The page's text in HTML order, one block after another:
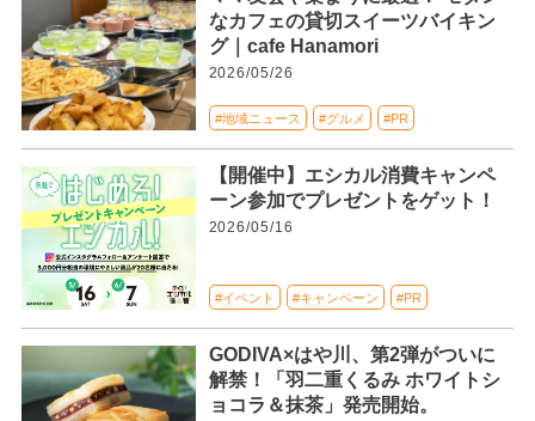
なカフェの貸切スイーツバイキン
グ｜cafe Hanamori
2026/05/26
#地域ニュース #グルメ #PR
【開催中】エシカル消費キャンペ
ーン参加でプレゼントをゲット！
2026/05/16
#イベント #キャンペーン #PR
GODIVA×はや川、第2弾がついに
解禁！「羽二重くるみ ホワイトシ
ョコラ＆抹茶」発売開始。